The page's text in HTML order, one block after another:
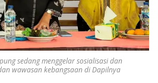
sedang menggelar sosialisasi dan
wawasan kebangsaan di Dapilnya